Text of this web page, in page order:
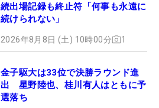
続出場記録も終止符「何事も永遠に
続けられない」
2026年8月8日 (土) 10時00分 1
金子駆大は33位で決勝ラウンド進
出 星野陸也、桂川有人はともに予
選落ち